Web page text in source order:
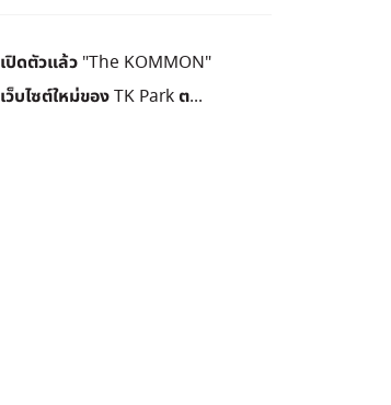
เปิดตัวแล้ว "The KOMMON"
เว็บไซต์ใหม่ของ TK Park ต...